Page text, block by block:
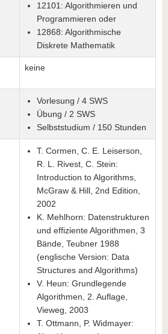
12101: Algorithmieren und
Programmieren oder
12868: Algorithmische
Diskrete Mathematik
keine
Vorlesung / 4 SWS
Übung / 2 SWS
Selbststudium / 150 Stunden
T. Cormen, C. E. Leiserson,
R. L. Rivest, C. Stein:
Introduction to Algorithms,
McGraw & Hill, 2nd Edition,
2002
K. Mehlhorn: Datenstrukturen
und effiziente Algorithmen, 3
Bände, Teubner 1988
(englische Version: Data
Structures and Algorithms)
V. Heun: Grundlegende
Algorithmen, 2. Auflage,
Vieweg, 2003
T. Ottmann, P. Widmayer: